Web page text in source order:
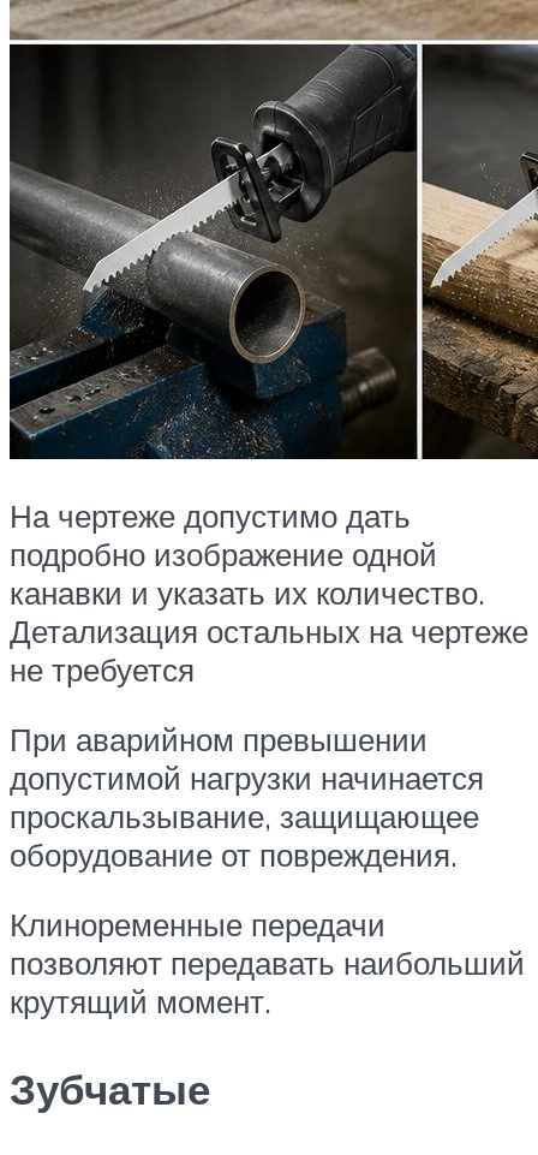
На чертеже допустимо дать
подробно изображение одной
канавки и указать их количество.
Детализация остальных на чертеже
не требуется
При аварийном превышении
допустимой нагрузки начинается
проскальзывание, защищающее
оборудование от повреждения.
Клиноременные передачи
позволяют передавать наибольший
крутящий момент.
Зубчатые